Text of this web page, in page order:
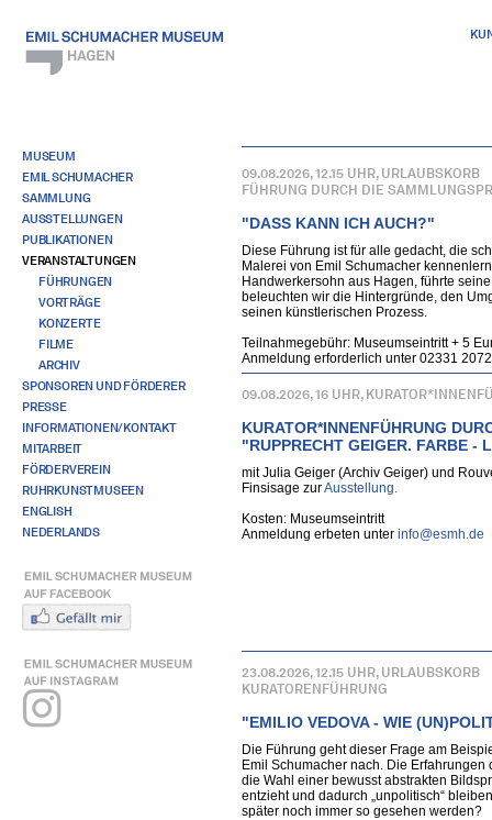
MUSEUM
EMIL SCHUMACHER
SAMMLUNG
AUSSTELLUNGEN
PUBLIKATIONEN
VERANSTALTUNGEN
FÜHRUNGEN
VORTRÄGE
KONZERTE
FILME
ARCHIV
SPONSOREN UND FÖRDERER
PRESSE
INFORMATIONEN/KONTAKT
MITARBEIT
FÖRDERVEREIN
RUHRKUNSTMUSEEN
ENGLISH
NEDERLANDS
09.08.2026, 12.15 UHR, URLAUBSKORB
FÜHRUNG DURCH DIE
"DASS KANN ICH AUCH?"
Diese Führung ist für alle gedacht, die
Malerei von Emil Schumacher
Handwerkersohn aus Hagen, führte
beleuchten wir die Hintergründe, den
seinen künstlerischen Prozess.
Teilnahmegebühr: Museumseintritt + 5
Anmeldung erforderlich unter 02331
09.08.2026, 16 UHR,
KURATOR*INNENFÜHRUNG
"RUPPRECHT GEIGER. FARBE -
mit Julia Geiger (Archiv Geiger) und
Finsisage zurAusstellung.
Kosten: Museumseintritt
Anmeldung erbeten unter info@esmh.de
23.08.2026, 12.15 UHR, URLAUBSKORB
KURATORENFÜHRUNG
"EMILIO VEDOVA - WIE
Die Führung geht dieser Frage am
Emil Schumacher nach. Die
die Wahl einer bewusst abstrakten
entzieht und dadurch „unpolitisch“
später noch immer so gesehen werden?